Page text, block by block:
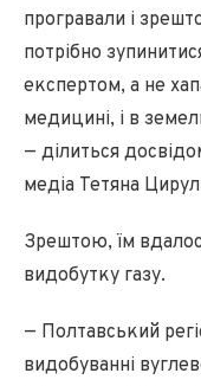
програвали і
потрібно
експертом, а не
медицині, і в
— ділиться
медіа Тетяна
Зрештою, їм
видобутку газу.
— Полтавський
видобуванні